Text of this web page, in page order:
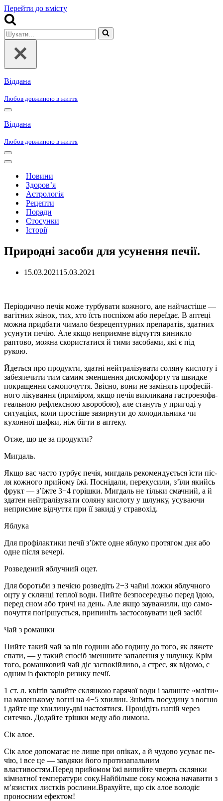
Перейти до вмісту
Шукати...
Віддана
Любов довжиною в життя
Меню
навігації
Віддана
Любов довжиною в життя
Меню
навігації
Меню
навігаціїНовини
Здоров’я
Астрологія
Рецепти
Поради
Стосунки
Історії
Природні засоби для усунення печії.
15.03.202115.03.2021
Періодично печія може тур­бувати кожного, але найчасті­ше —
вагітних жінок, тих, хто їсть поспіхом або переїдає. В аптеці
можна придбати чимало безре­цептурних препаратів, здатних
усунути печію. Але якщо непри­ємне відчуття виникло
раптово, можна скористатися й тими за­собами, які є під
рукою.
Йдеться про продукти, здатні нейтралізувати соляну кислоту і
забезпечити тим самим змен­шення дискомфорту та швидке
покращення самопочуття. Звіс­но, вони не замінять професій­
ного лікування (приміром, якщо печія викликана гастроезофа­
геальною рефлексною хворо­бою), але стануть у пригоді у
ситуаціях, коли простіше зазир­нути до холодильника чи
кухон­ної шафки, ніж бігти в аптеку.
Отже, що це за продукти?
Мигдаль.
Якщо вас часто турбує печія, мигдаль рекомендується їсти піс­
ля кожного прийому їжі. Посні­дали, перекусили, з’їли якийсь
фрукт — з’їжте 3−4 горішки. Миг­даль не тільки смачний, а й
зда­тен нейтралізувати соляну кисло­ту у шлунку, усуваючи
неприємне відчуття при її закиді у стравохід.
Яблука
Для профілактики печії з’їжте одне яблуко протягом дня або
одне після вечері.
Розведений яблучний оцет.
Для боротьби з печією розве­діть 2−3 чайні ложки яблучного
оцту у склянці теплої води. Пий­те безпосередньо перед їдою,
перед сном або тричі на день. Але якщо зауважили, що само­
почуття погіршується, припи­ніть застосовувати цей засіб!
Чай з ромашки
Пийте такий чай за пів годи­ни або годину до того, як ляже­те
спати, — у такий спосіб змен­шите запалення у шлунку. Крім
того, ромашковий чай діє за­спокійливо, а стрес, як відомо, є
одним із факторів ризику печії.
1 ст. л. квітів залийте склянкою гарячої води і залиште «мліти»
на маленькому вогні на 4−5 хвилин. Зніміть посудину з вогню
і дайте ще хвилину-дві настоятися. Про­цідіть напій через
ситечко. До­дайте трішки меду або лимона.
Сік алое.
Сік алое допомагає не лише при опіках, а й чудово усуває пе­
чію, і все це — завдяки його про­тизапальним
властивостям.Перед прийомом їжі випийте чверть склянки
кім­натної температури соку.Найбільше соку можна нача­вити з
м’язистих листків росли­ни.Врахуйте, що сік алое воло­діє
проносним ефектом!